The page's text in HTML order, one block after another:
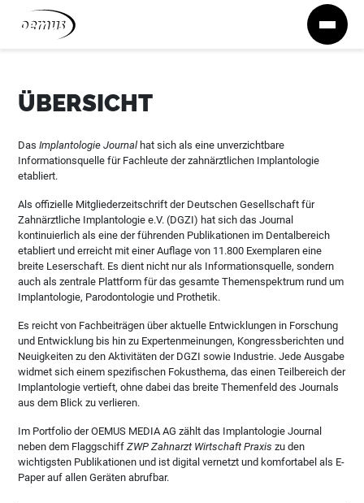
Zum Inhalt springen
ÜBERSICHT
DasImplantologie Journal hat sich als eine unverzichtbare
Informationsquelle für Fachleute der zahnärztlichen Implantologie
etabliert.
Als offizielle Mitgliederzeitschrift der Deutschen Gesellschaft für
Zahnärztliche Implantologie e.V. (DGZI) hat sich das Journal
kontinuierlich als eine der führenden Publikationen im Dentalbereich
etabliert und erreicht mit einer Auflage von 11.800 Exemplaren eine
breite Leserschaft. Es dient nicht nur als Informationsquelle, sondern
auch als zentrale Plattform für das gesamte Themenspektrum rund um
Implantologie, Parodontologie und Prothetik.
Es reicht von Fachbeiträgen über aktuelle Entwicklungen in Forschung
und Entwicklung bis hin zu Expertenmeinungen, Kongressberichten und
Neuigkeiten zu den Aktivitäten der DGZI sowie Industrie. Jede Ausgabe
widmet sich einem spezifischen Fokusthema, das einen Teilbereich der
Implantologie vertieft, ohne dabei das breite Themenfeld des Journals
aus dem Blick zu verlieren.
Im Portfolio der OEMUS MEDIA AG zählt das Implantologie Journal
neben dem FlaggschiffZWP Zahnarzt Wirtschaft Praxiszu den
wichtigsten Publikationen und ist digital vernetzt und komfortabel als E-
Paper auf allen Geräten abrufbar.